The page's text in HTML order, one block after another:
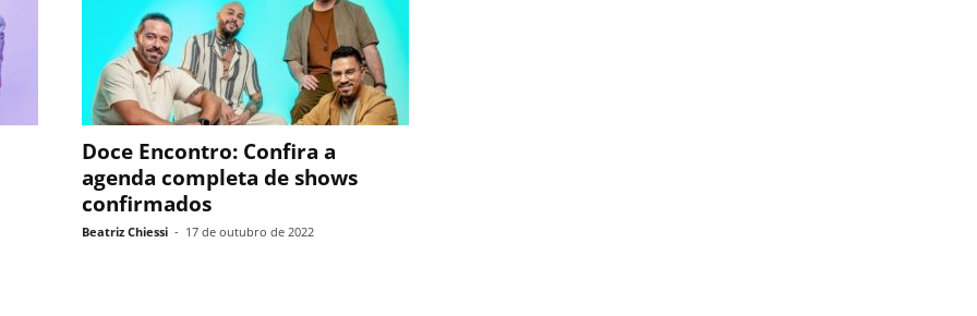
Doce Encontro: Confira a
agenda completa de shows
confirmados
Beatriz Chiessi - 17 de outubro de 2022